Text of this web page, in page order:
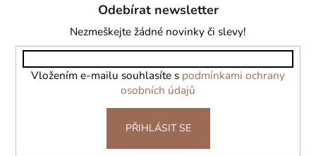
Odebírat newsletter
Nezmeškejte žádné novinky či slevy!
Vložením e-mailu souhlasíte s podmínkami ochrany
osobních údajů
PŘIHLÁSIT SE